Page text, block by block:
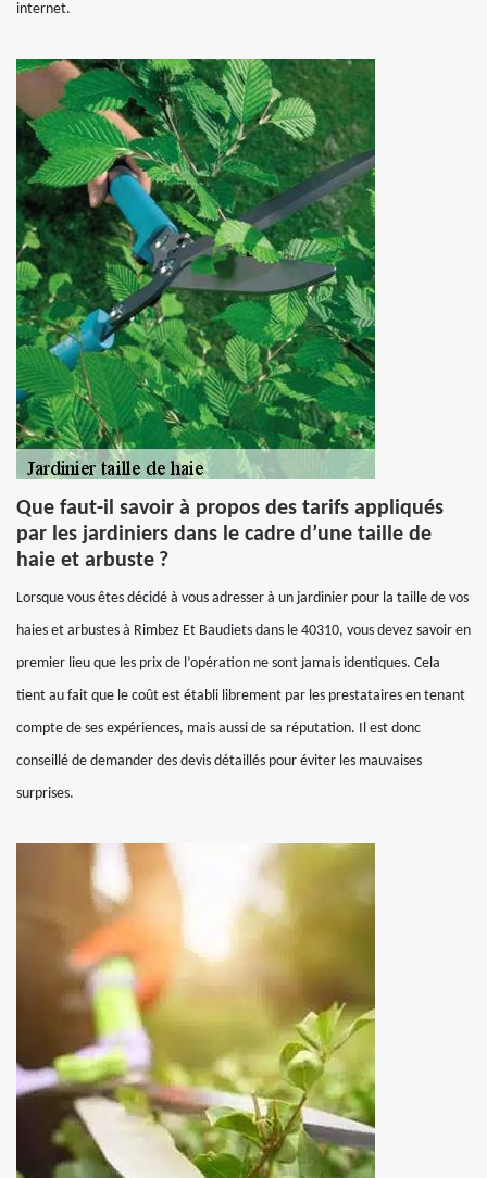
internet.
Que faut-il savoir à propos des tarifs appliqués
par les jardiniers dans le cadre d’une taille de
haie et arbuste ?
Lorsque vous êtes décidé à vous adresser à un jardinier pour la taille de vos
haies et arbustes à Rimbez Et Baudiets dans le 40310, vous devez savoir en
premier lieu que les prix de l’opération ne sont jamais identiques. Cela
tient au fait que le coût est établi librement par les prestataires en tenant
compte de ses expériences, mais aussi de sa réputation. Il est donc
conseillé de demander des devis détaillés pour éviter les mauvaises
surprises.